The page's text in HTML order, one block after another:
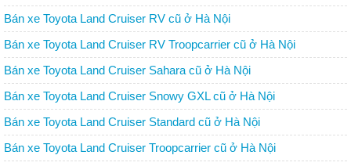
Bán xe Toyota Land Cruiser RV cũ ở Hà Nội
Bán xe Toyota Land Cruiser RV Troopcarrier cũ ở Hà Nội
Bán xe Toyota Land Cruiser Sahara cũ ở Hà Nội
Bán xe Toyota Land Cruiser Snowy GXL cũ ở Hà Nội
Bán xe Toyota Land Cruiser Standard cũ ở Hà Nội
Bán xe Toyota Land Cruiser Troopcarrier cũ ở Hà Nội